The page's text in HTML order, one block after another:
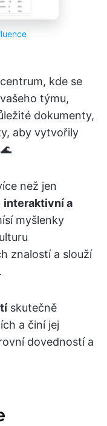
kde se
týmu,
dokumenty,
aby vytvořily
než jen
interaktivní a
myšlenky
znalostí a slouží
.
skutečně
a činí jej
dovedností a